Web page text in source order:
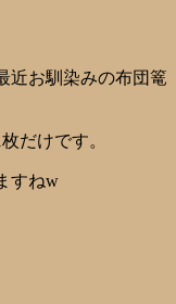
近お馴染みの布団篭
だけです。
すねw